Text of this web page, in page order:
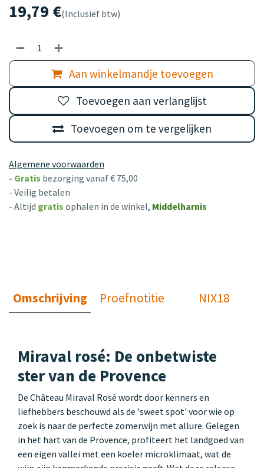
19,79 €(Inclusief btw)
Aan winkelmandje toevoegen
Toevoegen om te vergelijken
Toevoegen aan verlanglijst
Algemene voorwaarden
- Gratis bezorging vanaf € 75,00
- Veilig betalen
- Altijd gratis ophalen in de winkel, Middelharnis
Omschrijving Proefnotitie NIX18
Miraval rosé: De onbetwiste
ster van de Provence
De Château Miraval Rosé wordt door kenners en
liefhebbers beschouwd als de 'sweet spot' voor wie op
zoek is naar de perfecte zomerwijn met allure. Gelegen
in het hart van de Provence, profiteert het landgoed van
een eigen vallei met een koeler microklimaat, wat de